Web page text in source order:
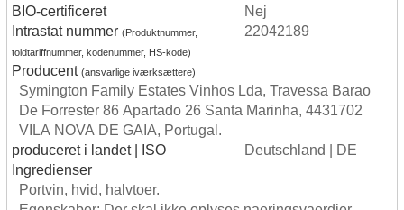
BIO-certificeret
Nej
Intrastat nummer (Produktnummer,
toldtariffnummer, kodenummer, HS-kode)
22042189
Producent (ansvarlige iværksættere)
Symington Family Estates Vinhos Lda, Travessa Barao
De Forrester 86 Apartado 26 Santa Marinha, 4431702
VILA NOVA DE GAIA, Portugal.
produceret i landet | ISO
Deutschland | DE
Ingredienser
Portvin, hvid, halvtoer.